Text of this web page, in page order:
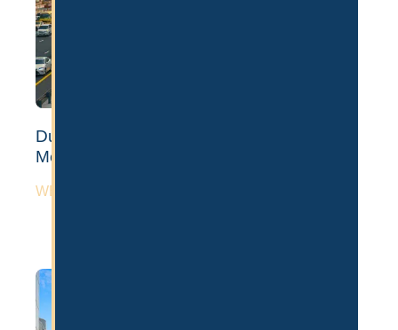
Dubai Auswandern: 6 Nachteile der
Metropole
WEITERLESEN »